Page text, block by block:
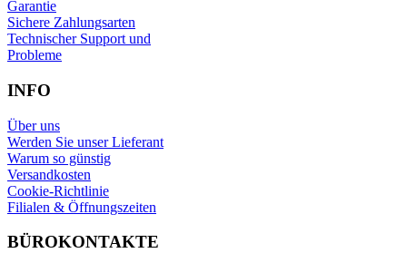
Garantie
Sichere Zahlungsarten
Technischer Support und
Probleme
INFO
Über uns
Werden Sie unser Lieferant
Warum so günstig
Versandkosten
Cookie-Richtlinie
Filialen & Öffnungszeiten
BÜROKONTAKTE